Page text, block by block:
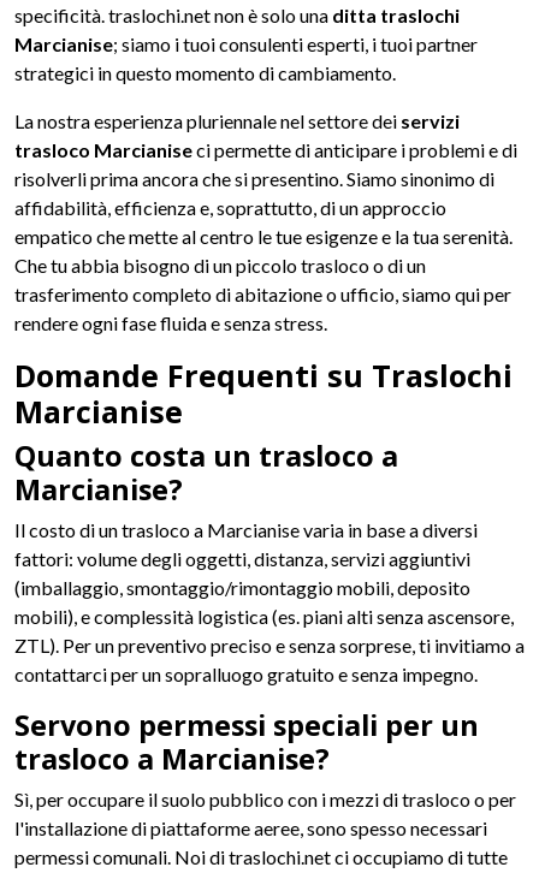
specificità. traslochi.net non è solo una ditta traslochi
Marcianise; siamo i tuoi consulenti esperti, i tuoi partner
strategici in questo momento di cambiamento.
La nostra esperienza pluriennale nel settore dei servizi
trasloco Marcianiseci permette di anticipare i problemi e di
risolverli prima ancora che si presentino. Siamo sinonimo di
affidabilità, efficienza e, soprattutto, di un approccio
empatico che mette al centro le tue esigenze e la tua serenità.
Che tu abbia bisogno di un piccolo trasloco o di un
trasferimento completo di abitazione o ufficio, siamo qui per
rendere ogni fase fluida e senza stress.
Domande Frequenti su Traslochi
Marcianise
Quanto costa un trasloco a
Marcianise?
Il costo di un trasloco a Marcianise varia in base a diversi
fattori: volume degli oggetti, distanza, servizi aggiuntivi
(imballaggio, smontaggio/rimontaggio mobili, deposito
mobili), e complessità logistica (es. piani alti senza ascensore,
ZTL). Per un preventivo preciso e senza sorprese, ti invitiamo a
contattarci per un sopralluogo gratuito e senza impegno.
Servono permessi speciali per un
trasloco a Marcianise?
Sì, per occupare il suolo pubblico con i mezzi di trasloco o per
l'installazione di piattaforme aeree, sono spesso necessari
permessi comunali. Noi di traslochi.net ci occupiamo di tutte